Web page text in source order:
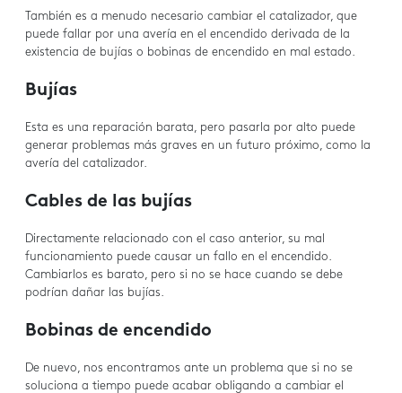
También es a menudo necesario cambiar el catalizador, que
puede fallar por una avería en el encendido derivada de la
existencia de bujías o bobinas de encendido en mal estado.
Bujías
Esta es una reparación barata, pero pasarla por alto puede
generar problemas más graves en un futuro próximo, como la
avería del catalizador.
Cables de las bujías
Directamente relacionado con el caso anterior, su mal
funcionamiento puede causar un fallo en el encendido.
Cambiarlos es barato, pero si no se hace cuando se debe
podrían dañar las bujías.
Bobinas de encendido
De nuevo, nos encontramos ante un problema que si no se
soluciona a tiempo puede acabar obligando a cambiar el